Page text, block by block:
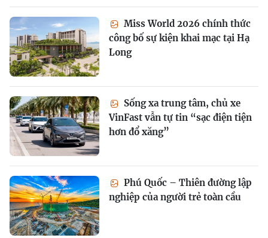
Miss World 2026 chính thức
công bố sự kiện khai mạc tại Hạ
Long
Sống xa trung tâm, chủ xe
VinFast vẫn tự tin “sạc điện tiện
hơn đổ xăng”
Phú Quốc – Thiên đường lập
nghiệp của người trẻ toàn cầu